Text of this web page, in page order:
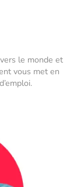
le monde et
vous met en